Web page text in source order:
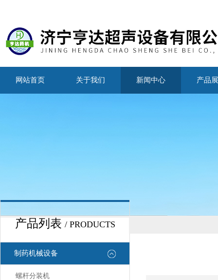
网站首页 关于我们 新闻中心 产品
产品列表 / PRODUCTS
制药机械设备
螺杆分装机